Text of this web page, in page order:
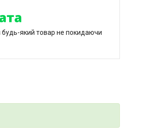
будь-який товар не покидаючи